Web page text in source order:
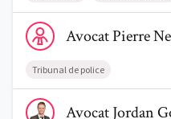
Qui
Voir le profil de AvocatPierre
AvocatPierre
Tribunal de police
Voir le profil de AvocatJordan
AvocatJordan